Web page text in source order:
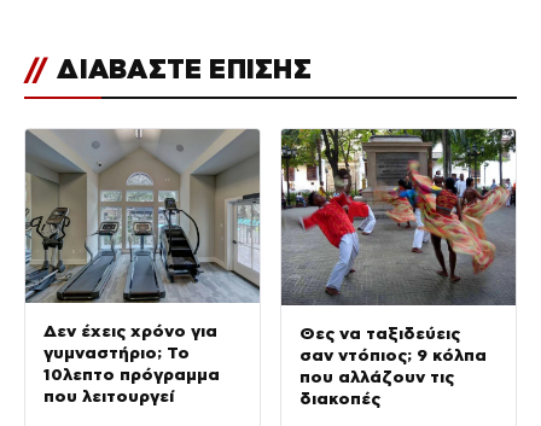
// ΔΙΑΒΑΣΤΕ ΕΠΙΣΗΣ
Δεν έχεις χρόνο για
γυμναστήριο; Το
10λεπτο πρόγραμμα
που λειτουργεί
Θες να ταξιδεύεις
σαν ντόπιος; 9 κόλπα
που αλλάζουν τις
διακοπές